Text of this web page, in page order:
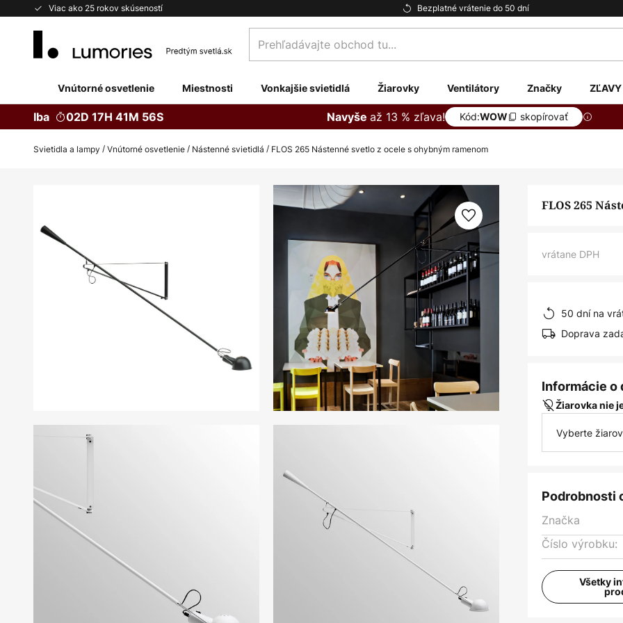
Viac ako 25 rokov skúseností Bezplatné vrátenie do 50 dní
Skip
Prehľadávajte
obchod
Vnútorné osvetlenie Miestnosti Vonkajšie svietidlá Žiarovky Ventilátory Značky ZĽAVY
Iba 02D 17H 41M 55S Navyše až 13 % zľava! Kód:WOW skopírovať
Svietidla a lampy Vnútorné osvetlenie Nástenné svietidlá FLOS 265 Nástenné svetlo z ocele s ohybným ramenom
koniec
galérie
obrázkov
FLOS 265
vrátane DPH
50 dní na
Doprava
Informácie o
Žiarovka nie
Vyberte
Podrobnosti
Značka
Číslo výrobku:
Všetky